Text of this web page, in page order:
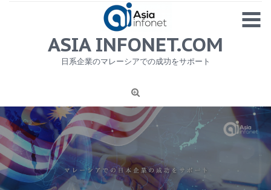
MENU
1
ニュース
労務サービス
プライバシーポリシー及び著作権について
お問合せ
ASIA INFONET.COM
日系企業のマレーシアでの成功をサポート